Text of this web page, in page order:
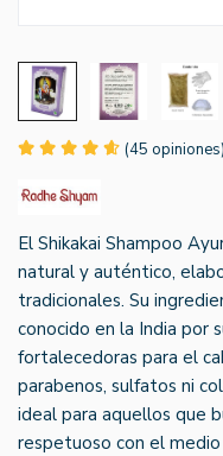
(45 opiniones)
El Shikakai Shampoo
natural y auténtico,
tradicionales. Su
conocido en la India por
fortalecedoras para el
parabenos, sulfatos ni
ideal para aquellos que
respetuoso con el